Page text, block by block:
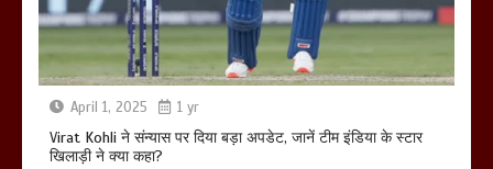
April 1, 2025 1 yr
Virat Kohli ने संन्यास पर दिया बड़ा अपडेट, जानें टीम इंडिया के स्टार
खिलाड़ी ने क्या कहा?